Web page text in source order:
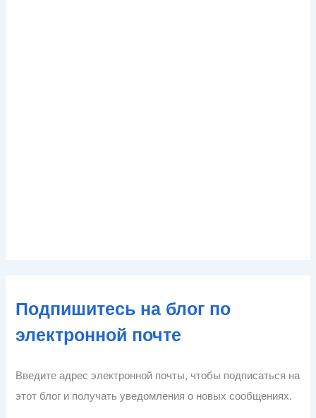
Подпишитесь на блог по
электронной почте
Введите адрес электронной почты, чтобы подписаться на
этот блог и получать уведомления о новых сообщениях.